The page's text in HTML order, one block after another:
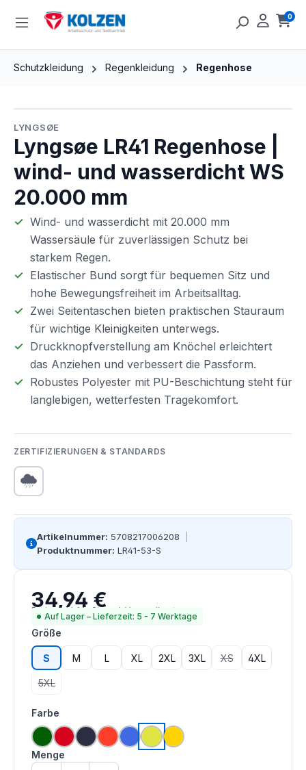
Zum Hauptinhalt springen 0
Schutzkleidung Regenkleidung Regenhose
LYNGSØE
Lyngsøe LR41 Regenhose |
wind- und wasserdicht WS
20.000 mm
Wind- und wasserdicht mit 20.000 mm
Wassersäule für zuverlässigen Schutz bei
starkem Regen.
Elastischer Bund sorgt für bequemen Sitz und
hohe Bewegungsfreiheit im Arbeitsalltag.
Zwei Seitentaschen bieten praktischen Stauraum
für wichtige Kleinigkeiten unterwegs.
Druckknopfverstellung am Knöchel erleichtert
das Anziehen und verbessert die Passform.
Robustes Polyester mit PU-Beschichtung steht für
langlebigen, wetterfesten Tragekomfort.
ZERTIFIZIERUNGEN & STANDARDS
Artikelnummer: 5708217006208
Produktnummer: LR41-53-S
Regulärer Preis:
34,94 €
Preise inkl. MwSt. zzgl. Versandkosten
Auf Lager – Lieferzeit: 5 - 7 Werktage
Größe
S M L XL 2XL 3XL XS(Diese Option ist
4XL
5XL(Diese Option ist zurzeit nicht verfügbar.)
Farbe
grünrot navyhi vis orange
royal blausaturn gelb
gelb
Menge